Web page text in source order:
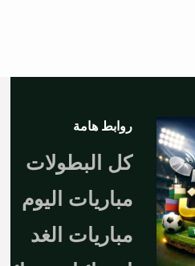
روابط هامة
كل البطولات
مباريات اليوم
مباريات الغد